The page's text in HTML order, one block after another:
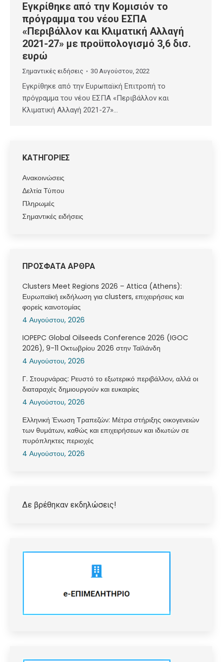
Εγκρίθηκε από την Κομισιόν το
πρόγραμμα του νέου ΕΣΠΑ
«Περιβάλλον και Κλιματική Αλλαγή
2021-27» με προϋπολογισμό 3,6 δισ.
ευρώ
Σημαντικές ειδήσεις 30 Αυγούστου, 2022
Εγκρίθηκε από την Ευρωπαϊκή Επιτροπή το
πρόγραμμα του νέου ΕΣΠΑ «Περιβάλλον και
Κλιματική Αλλαγή 2021-27»…
ΚΑΤΗΓΟΡΙΕΣ
Ανακοινώσεις
Δελτία Τύπου
Πληρωμές
Σημαντικές ειδήσεις
ΠΡΟΣΦΑΤΑ ΑΡΘΡΑ
Clusters Meet Regions 2026 – Attica (Athens):
Ευρωπαϊκή εκδήλωση για clusters, επιχειρήσεις και
φορείς καινοτομίας
4 Αυγούστου, 2026
IOPEPC Global Oilseeds Conference 2026 (IGOC
2026), 9-11 Οκτωβρίου 2026 στην Ταϊλάνδη
4 Αυγούστου, 2026
Γ. Στουρνάρας: Ρευστό το εξωτερικό περιβάλλον, αλλά οι
διαταραχές δημιουργούν και ευκαιρίες
4 Αυγούστου, 2026
Ελληνική Ένωση Τραπεζών: Μέτρα στήριξης οικογενειών
των θυμάτων, καθώς και επιχειρήσεων και ιδιωτών σε
πυρόπληκτες περιοχές
4 Αυγούστου, 2026
Δε βρέθηκαν εκδηλώσεις!